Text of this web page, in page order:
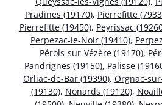
Pradines (19170), Pierrefitte
Pierrefitte (19450), Peyrissac
Perpezac-le-Noir (19410),
Pérols-sur-Vézère (19170),
Pandrignes (19150), Palisse
Orliac-de-Bar (19390), Orgnac-
(19130), Nonards (19120),